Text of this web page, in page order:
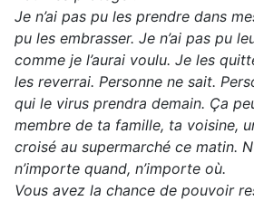
Je n’ai pas pu les prendre dans
pu les embrasser. Je n’ai pas pu
comme je l’aurai voulu. Je les
les reverrai. Personne ne sait.
qui le virus prendra demain. Ça
membre de ta famille, ta voisine,
croisé au supermarché ce matin.
n’importe quand, n’importe où.
Vous avez la chance de pouvoir